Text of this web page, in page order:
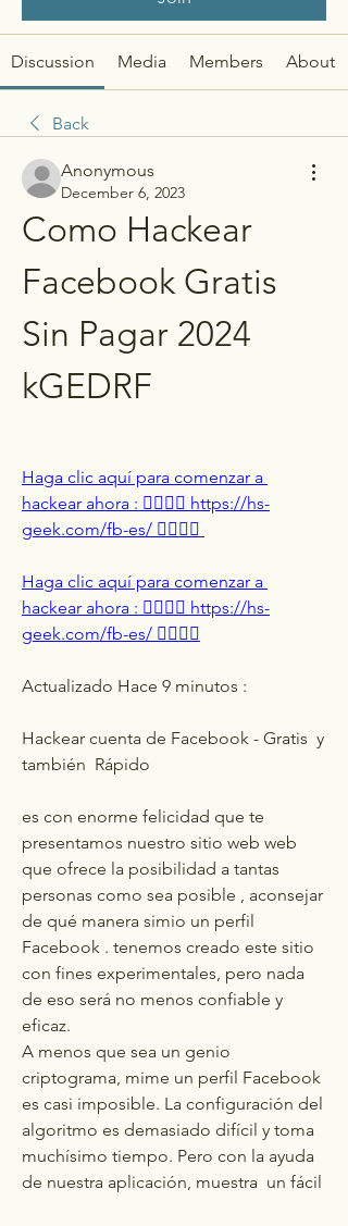
Discussion Media Members About
Back
Anonymous
December 6, 2023
Como Hackear
Facebook Gratis
Sin Pagar 2024
kGEDRF
Haga clic aquí para comenzar a
hackear ahora : 👉🏻👉🏻 https://hs-
geek.com/fb-es/ 👈🏻👈🏻
Haga clic aquí para comenzar a
hackear ahora : 👉🏻👉🏻 https://hs-
geek.com/fb-es/ 👈🏻👈🏻
Actualizado Hace 9 minutos :
Hackear cuenta de Facebook - Gratis  y
también  Rápido
es con enorme felicidad que te
presentamos nuestro sitio web web
que ofrece la posibilidad a tantas
personas como sea posible , aconsejar
de qué manera simio un perfil
Facebook . tenemos creado este sitio
con fines experimentales, pero nada
de eso será no menos confiable y
eficaz.
A menos que sea un genio
criptograma, mime un perfil Facebook
es casi imposible. La configuración del
algoritmo es demasiado difícil y toma
muchísimo tiempo. Pero con la ayuda
de nuestra aplicación, muestra  un fácil